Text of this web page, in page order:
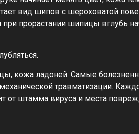
вид шипов с шероховатой
прорастании шипицы вглубь
кожа ладоней. Самые
травматизации.
от штамма вируса и места